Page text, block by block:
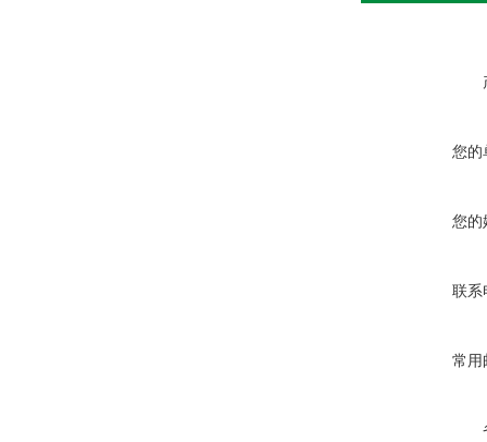
您的
您的
联系
常用